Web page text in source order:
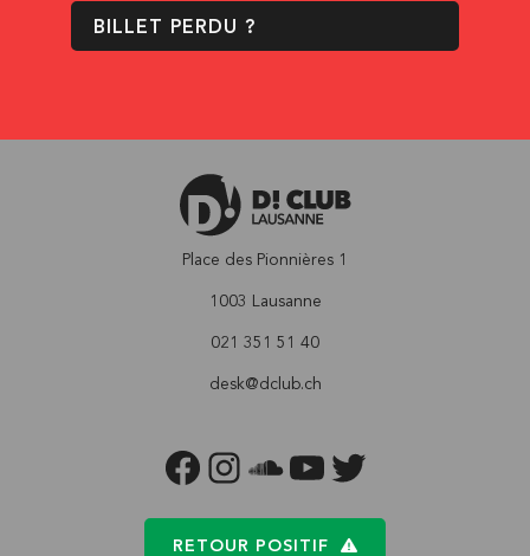
BILLET PERDU ?
Place des Pionnières 1
1003 Lausanne
021 351 51 40
desk@dclub.ch
FACEBOOKINSTAGRAM
SOUNDCLOUD
YOUTUBETWITTER
RETOUR POSITIF